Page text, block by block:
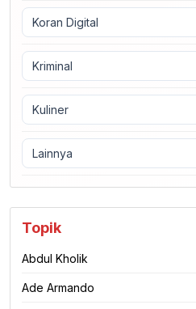
Koran Digital
Kriminal
Kuliner
Lainnya
Topik
Abdul Kholik
Ade Armando